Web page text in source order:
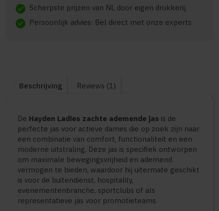
check Scherpste prijzen van NL door eigen drukkerij
check Persoonlijk advies: Bel direct met onze experts
Beschrijving Reviews (1)
De Hayden Ladies zachte ademende jas is de
perfecte jas voor actieve dames die op zoek zijn naar
een combinatie van comfort, functionaliteit en een
moderne uitstraling. Deze jas is specifiek ontworpen
om maximale bewegingsvrijheid en ademend
vermogen te bieden, waardoor hij uitermate geschikt
is voor de buitendienst, hospitality,
evenementenbranche, sportclubs of als
representatieve jas voor promotieteams.